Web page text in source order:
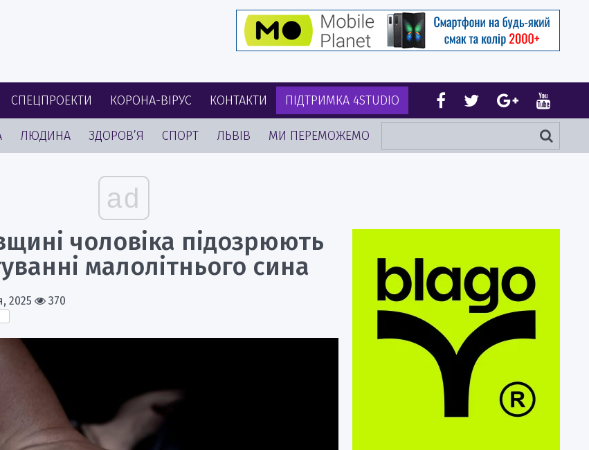
СПЕЦПРОЕКТИ КОРОНА-ВІРУС КОНТАКТИ ПІДТРИМКА 4STUDIO
ЛЮДИНА ЗДОРОВ’Я СПОРТ ЛЬВІВ МИ ПЕРЕМОЖЕМО
ad
чоловіка підозрюють
малолітнього сина
2025
370